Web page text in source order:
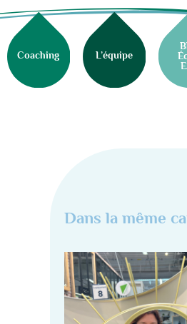
Coaching L’équipe
Dans la même